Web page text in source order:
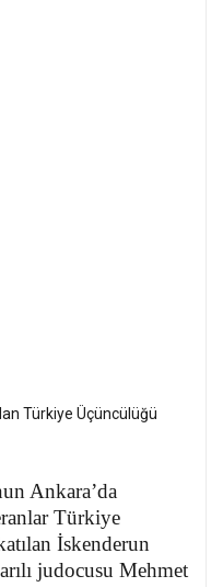
Ankara’da
Türkiye
İskenderun
judocusu Mehmet